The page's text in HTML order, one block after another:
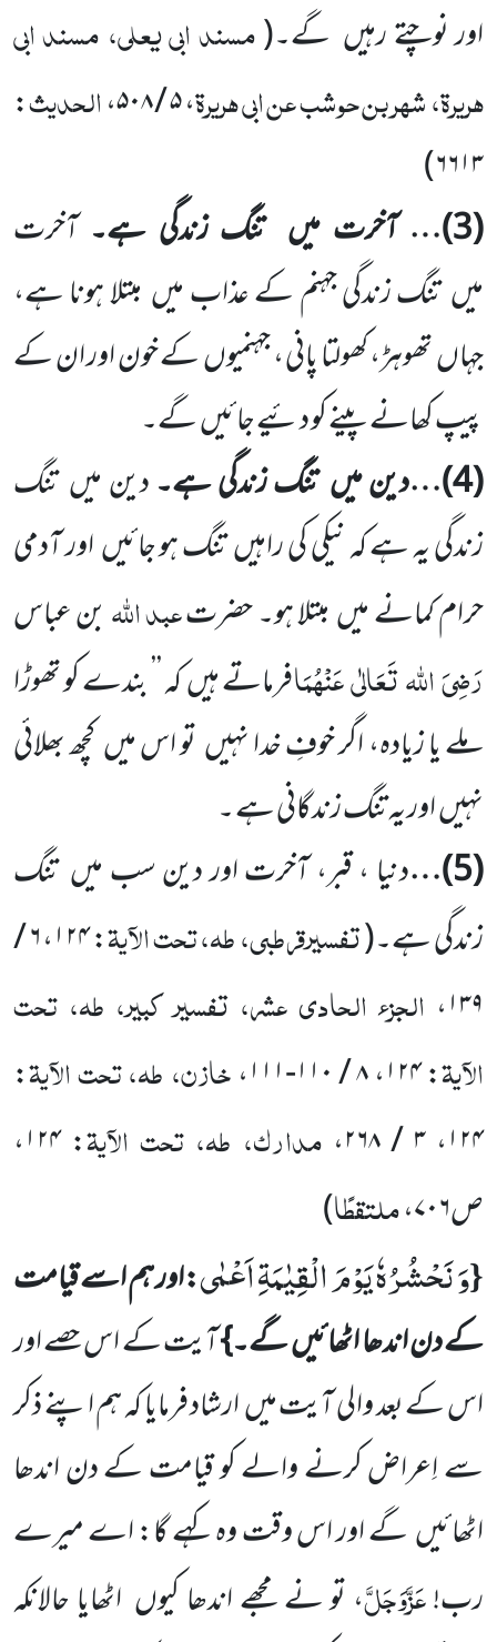
اور نوچتے رہیں گے۔(مسند ابی یعلی، مسند ابی
ہریرۃ، شہر بن حوشب عن ابی ہریرۃ،۵ / ۵۰۸ ،الحدیث:
۶۶۱۳)
(
3)… آخرت میں تنگ زندگی ہے۔آخرت
میںتنگ زندگی جہنم کے عذاب میں مبتلا ہونا ہے،
جہاںتھوہڑ، کھولتا پانی ، جہنمیوںکے خون اور ان کے
پیپ کھانے پینے کو دئیے جائیںگے۔
(
4)…دین میں تنگ زندگی ہے۔دین میں تنگ
زندگی یہ ہے کہ نیکی کی راہیںتنگ ہو جائیںاور آدمی
حرام کمانے میںمبتلا ہو۔ حضرتعبد اللہبن عباس
رَضِیَاللہتَعَالٰیعَنْہُمَافرماتے ہیںکہ ’’ بندے کو تھوڑا
ملے یا زیادہ، اگر خوفِ خدا نہیںتو اسمیںکچھ بھلائی
نہیںاور یہ تنگ زندگانی ہے ۔
(
5
)…دنیا ، قبر، آخرت اور دین سب میں تنگ
زندگی ہے۔(تفسیرقرطبی، طہ، تحت الآیۃ:۱۲۴، ۶ /
۱۳۹، الجزء الحادی عشر، تفسیر کبیر، طہ، تحت
الآیۃ:۱۲۴،۸ / ۱۱۰-۱۱۱ ،خازن، طہ، تحت الآیۃ:
۱۲۴، ۳ / ۲۶۸ ، مدارک، طہ، تحت الآیۃ:۱۲۴،
ص۷۰۶،ملتقطًا)
{وَ نَحْشُرُهٗ یَوْمَ الْقِیٰمَةِ اَعْمٰى:اور ہم اسے قیامت
کے دن اندھا اٹھائیںگے۔}آیت کے اس حصے اور
اس کے بعد والی آیت میںارشاد فرمایا کہ ہم اپنے ذکر
سے اِعراض کرنے والے کو قیامت کے دن اندھا
اٹھائیںگے اور اس وقتوہ کہے گا: اے میرے
رب!عَزَّوَجَلَّ، تو نے مجھے اندھا کیوں اٹھایا حالانکہ